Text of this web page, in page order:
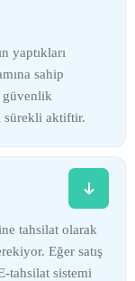
yaptıkları
sahip
güvenlik
sürekli aktiftir.
tahsilat olarak
Eğer satış
tahsilat sistemi